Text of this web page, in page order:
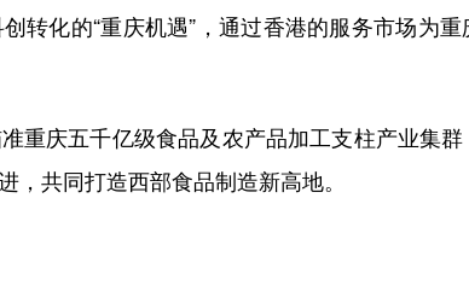
化的“重庆机遇”，通过香港的服务市场为重
庆五千亿级食品及农产品加工支柱产业集群
共同打造西部食品制造新高地。